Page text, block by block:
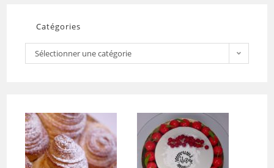
Catégories
Sélectionner une catégorie